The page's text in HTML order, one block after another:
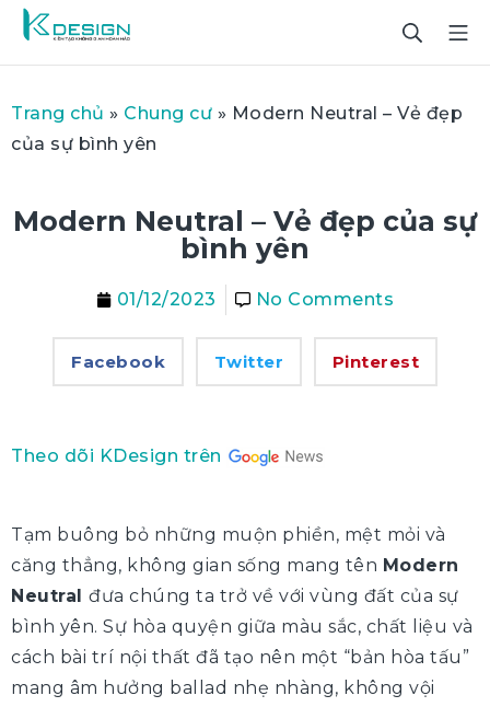
Trang chủ » Chung cư » Modern Neutral – Vẻ đẹp
của sự bình yên
Modern Neutral – Vẻ đẹp của sự
bình yên
01/12/2023 No Comments
Facebook Twitter Pinterest
Theo dõi KDesign trên
Tạm buông bỏ những muộn phiền, mệt mỏi và
căng thẳng, không gian sống mang tên Modern
Neutral đưa chúng ta trở về với vùng đất của sự
bình yên. Sự hòa quyện giữa màu sắc, chất liệu và
cách bài trí nội thất đã tạo nên một “bản hòa tấu”
mang âm hưởng ballad nhẹ nhàng, không vội